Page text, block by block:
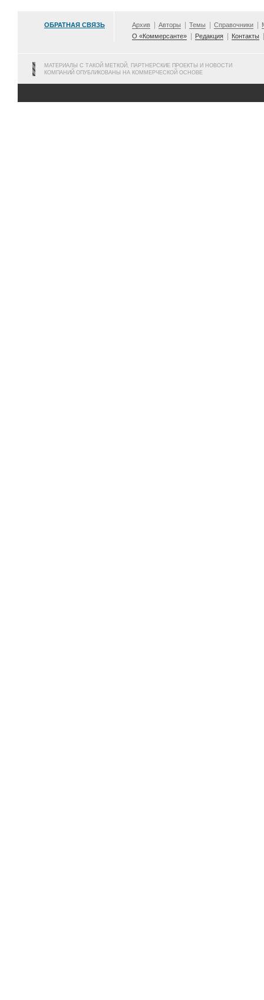
ОБРАТНАЯ СВЯЗЬ Архив Авторы Темы Справочники
О «Коммерсанте»
Редакция Контакты
МАТЕРИАЛЫ С ТАКОЙ МЕТКОЙ, ПАРТНЕРСКИЕ ПРОЕКТЫ И НОВОСТИ
КОМПАНИЙ ОПУБЛИКОВАНЫ НА КОММЕРЧЕСКОЙ ОСНОВЕ